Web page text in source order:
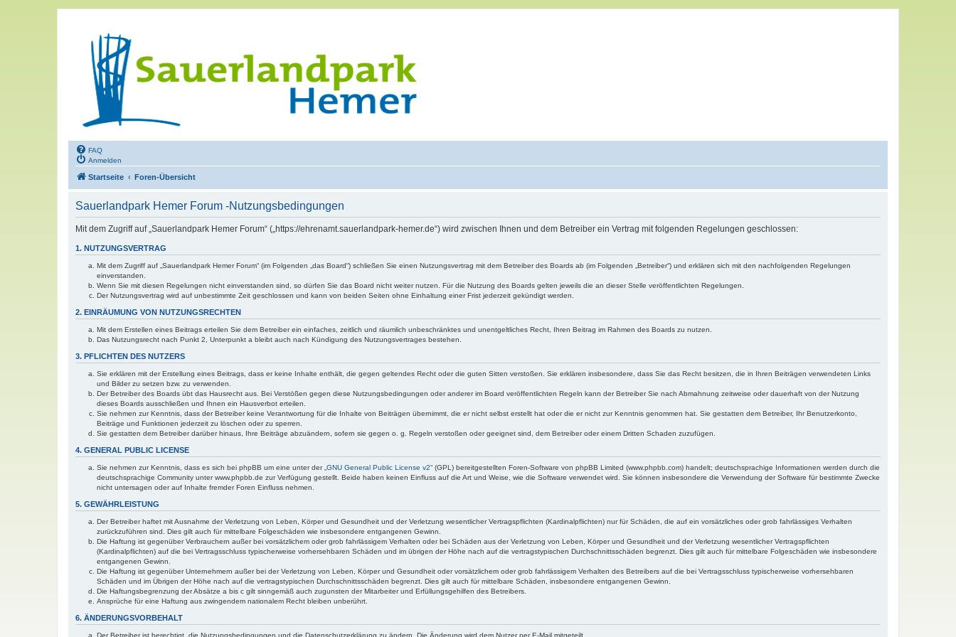
FAQ
Anmelden
Startseite Foren-Übersicht
Sauerlandpark Hemer Forum -Nutzungsbedingungen
Mit dem Zugriff auf „Sauerlandpark Hemer Forum“ („https://ehrenamt.sauerlandpark-hemer.de“) wird zwischen Ihnen und dem Betreiber ein Vertrag mit folgenden Regelungen geschlossen:
1. NUTZUNGSVERTRAG
Mit dem Zugriff auf „Sauerlandpark Hemer Forum“ (im Folgenden „das Board“) schließen Sie einen Nutzungsvertrag mit dem Betreiber des Boards ab (im Folgenden „Betreiber“) und erklären sich mit den nachfolgenden Regelungen
einverstanden.
Wenn Sie mit diesen Regelungen nicht einverstanden sind, so dürfen Sie das Board nicht weiter nutzen. Für die Nutzung des Boards gelten jeweils die an dieser Stelle veröffentlichten Regelungen.
Der Nutzungsvertrag wird auf unbestimmte Zeit geschlossen und kann von beiden Seiten ohne Einhaltung einer Frist jederzeit gekündigt werden.
2. EINRÄUMUNG VON NUTZUNGSRECHTEN
Mit dem Erstellen eines Beitrags erteilen Sie dem Betreiber ein einfaches, zeitlich und räumlich unbeschränktes und unentgeltliches Recht, Ihren Beitrag im Rahmen des Boards zu nutzen.
Das Nutzungsrecht nach Punkt 2, Unterpunkt a bleibt auch nach Kündigung des Nutzungsvertrages bestehen.
3. PFLICHTEN DES NUTZERS
Sie erklären mit der Erstellung eines Beitrags, dass er keine Inhalte enthält, die gegen geltendes Recht oder die guten Sitten verstoßen. Sie erklären insbesondere, dass Sie das Recht besitzen, die in Ihren Beiträgen verwendeten Links
und Bilder zu setzen bzw. zu verwenden.
Der Betreiber des Boards übt das Hausrecht aus. Bei Verstößen gegen diese Nutzungsbedingungen oder anderer im Board veröffentlichten Regeln kann der Betreiber Sie nach Abmahnung zeitweise oder dauerhaft von der Nutzung
dieses Boards ausschließen und Ihnen ein Hausverbot erteilen.
Sie nehmen zur Kenntnis, dass der Betreiber keine Verantwortung für die Inhalte von Beiträgen übernimmt, die er nicht selbst erstellt hat oder die er nicht zur Kenntnis genommen hat. Sie gestatten dem Betreiber, Ihr Benutzerkonto,
Beiträge und Funktionen jederzeit zu löschen oder zu sperren.
Sie gestatten dem Betreiber darüber hinaus, Ihre Beiträge abzuändern, sofern sie gegen o. g. Regeln verstoßen oder geeignet sind, dem Betreiber oder einem Dritten Schaden zuzufügen.
4. GENERAL PUBLIC LICENSE
Sie nehmen zur Kenntnis, dass es sich bei phpBB um eine unter der „ GNU General Public License v2“ (GPL) bereitgestellten Foren-Software von phpBB Limited (www.phpbb.com) handelt; deutschsprachige Informationen werden durch die
deutschsprachige Community unter www.phpbb.de zur Verfügung gestellt. Beide haben keinen Einfluss auf die Art und Weise, wie die Software verwendet wird. Sie können insbesondere die Verwendung der Software für bestimmte Zwecke
nicht untersagen oder auf Inhalte fremder Foren Einfluss nehmen.
5. GEWÄHRLEISTUNG
Der Betreiber haftet mit Ausnahme der Verletzung von Leben, Körper und Gesundheit und der Verletzung wesentlicher Vertragspflichten (Kardinalpflichten) nur für Schäden, die auf ein vorsätzliches oder grob fahrlässiges Verhalten
zurückzuführen sind. Dies gilt auch für mittelbare Folgeschäden wie insbesondere entgangenen Gewinn.
Die Haftung ist gegenüber Verbrauchern außer bei vorsätzlichem oder grob fahrlässigem Verhalten oder bei Schäden aus der Verletzung von Leben, Körper und Gesundheit und der Verletzung wesentlicher Vertragspflichten
(Kardinalpflichten) auf die bei Vertragsschluss typischerweise vorhersehbaren Schäden und im übrigen der Höhe nach auf die vertragstypischen Durchschnittsschäden begrenzt. Dies gilt auch für mittelbare Folgeschäden wie insbesondere
entgangenen Gewinn.
Die Haftung ist gegenüber Unternehmern außer bei der Verletzung von Leben, Körper und Gesundheit oder vorsätzlichem oder grob fahrlässigem Verhalten des Betreibers auf die bei Vertragsschluss typischerweise vorhersehbaren
Schäden und im Übrigen der Höhe nach auf die vertragstypischen Durchschnittsschäden begrenzt. Dies gilt auch für mittelbare Schäden, insbesondere entgangenen Gewinn.
Die Haftungsbegrenzung der Absätze a bis c gilt sinngemäß auch zugunsten der Mitarbeiter und Erfüllungsgehilfen des Betreibers.
Ansprüche für eine Haftung aus zwingendem nationalem Recht bleiben unberührt.
6. ÄNDERUNGSVORBEHALT
Der Betreiber ist berechtigt, die Nutzungsbedingungen und die Datenschutzerklärung zu ändern. Die Änderung wird dem Nutzer per E-Mail mitgeteilt.